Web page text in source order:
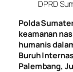
Polda
keamanan
humanis
Buruh
Palembang,